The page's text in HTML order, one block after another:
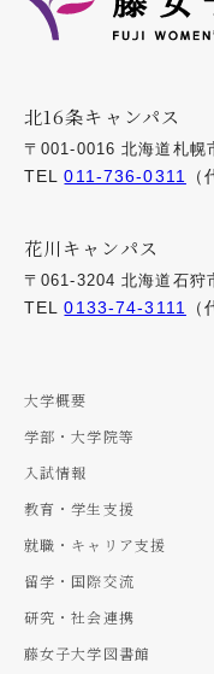
北16条キャンパス
〒001-0016 北海道札幌
TEL011-736-0311 （
花川キャンパス
〒061-3204 北海道石狩
TEL0133-74-3111 （
大学概要
学部・大学院等
入試情報
教育・学生支援
就職・キャリア支援
留学・国際交流
研究・社会連携
藤女子大学図書館